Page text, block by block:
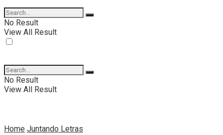
No Result
View All Result
No Result
View All Result
Home Juntando Letras